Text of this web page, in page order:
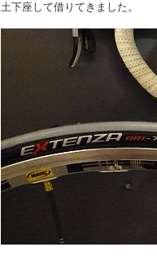
土下座して借りてきました。